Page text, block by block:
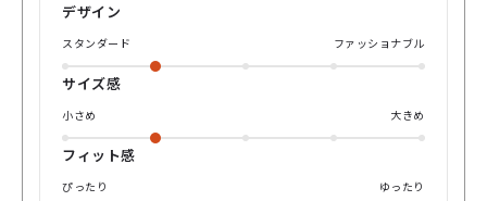
番トップのブルーカラーリング🌏 ⭐️水面に光が反射する「ミ
ナモ」を表現、柔らかい光の移ろいを表現したモダン内側🩵
⭐️鼻パットに刻まれた英文字「LOVE」❤️ “よく見ると気づ
く”が忍ばされているメガネたち ノージェンダーで掛けこな
せるオールラウンドなオーバルスタイルは、1990年代後半の
トレンドを表現。このオーバルは親しみやすさと知性が共存
する絶妙なバランスが魅力です。特に直線が少ないからこそ
角張った顔立ちを和らげ、見る人に「優しそう」「誠実そ
を自然と目元に集めるため、かけるだけで表情全体に知的で
デザイン
スタンダード ファッショナブル
サイズ感
小さめ 大きめ
フィット感
ぴったり ゆったり